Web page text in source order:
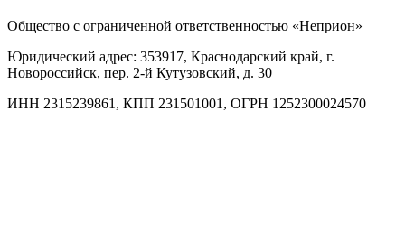
Общество с ограниченной ответственностью «Неприон»
Юридический адрес: 353917, Краснодарский край, г.
Новороссийск, пер. 2-й Кутузовский, д. 30
ИНН 2315239861, КПП 231501001, ОГРН 1252300024570